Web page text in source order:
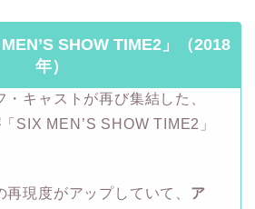
SHOW TIME2」（2018
年）
キャストが再び集結した、
SIX MEN’S SHOW TIME2」
再現度がアップしていて、 ア